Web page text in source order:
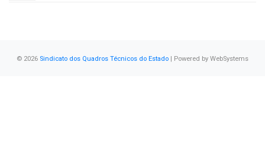
© 2026 Sindicato dos Quadros Técnicos do Estado | Powered by WebSystems